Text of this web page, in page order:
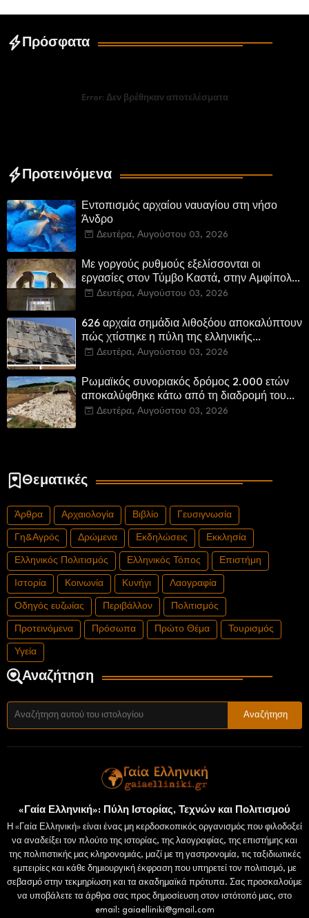
Πρόσφατα
Error: Δεν βρέθηκαν αποτελέσματα
Προτεινόμενα
Εντοπισμός αρχαίου ναυαγίου στη νήσο
Άνδρο
Δευτέρα, Αυγούστου 03, 2026
Με γοργούς ρυθμούς εξελίσσονται οι
εργασίες στον Τύμβο Καστά, στην Αμφίπολη.
Αποδίδονται μνημεία της πόλης
Δευτέρα, Αυγούστου 03, 2026
626 αρχαία σημάδια λιθοξόου αποκαλύπτουν
πώς χτίστηκε η πύλη της ελληνικής
Πτολεμαΐδας στη Λιβύη
Δευτέρα, Αυγούστου 03, 2026
Ρωμαϊκός συνοριακός δρόμος 2.000 ετών
αποκαλύφθηκε κάτω από τη διαδρομή του
νέου αυτοκινητόδρομου Α8 της Γερμανίας
Δευτέρα, Αυγούστου 03, 2026
Θεματικές
Άρθρα Αρχαιολογία Βιβλίο Γευσιγνωσία
Γη&Αγρός Δρώμενα Εκδηλώσεις Εκκλησία
Ελληνικός Πολιτισμός Ελληνικός Τόπος Επιστήμη
Ιστορία Κοινωνία Κυνήγι Λαογραφία
Οδηγός ευζωίας Περιβάλλον Πολιτισμός
Προτεινόμενα Πρόσωπα Πρώτο Θέμα Τουρισμός
Υγεία
Αναζήτηση
«Γαία Ελληνική»: Πύλη Ιστορίας, Τεχνών και Πολιτισμού
Η «Γαία Ελληνική» είναι ένας μη κερδοσκοπικός οργανισμός που φιλοδοξεί
να αναδείξει τον πλούτο της ιστορίας, της λαογραφίας, της επιστήμης και
της πολιτιστικής μας κληρονομιάς, μαζί με τη γαστρονομία, τις ταξιδιωτικές
εμπειρίες και κάθε δημιουργική έκφραση που υπηρετεί τον πολιτισμό, με
σεβασμό στην τεκμηρίωση και τα ακαδημαϊκά πρότυπα. Σας προσκαλούμε
να υποβάλετε τα άρθρα σας προς δημοσίευση στον ιστότοπό μας, στο
email: gaiaelliniki@gmail.com